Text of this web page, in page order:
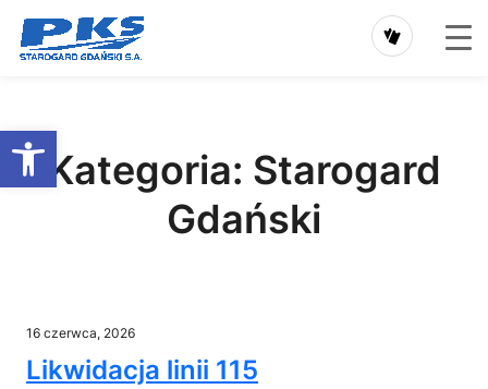
Otwórz pasek narzędzi
treści Kategoria: Starogard
Gdański
16 czerwca, 2026
Likwidacja linii 115